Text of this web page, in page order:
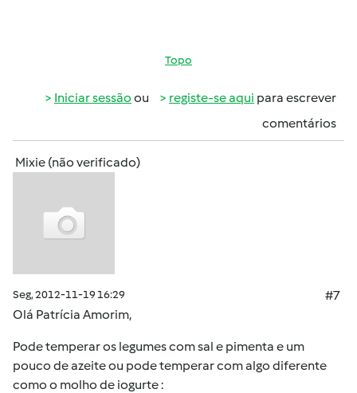
Topo
Iniciar sessão ou registe-se aqui para escrever
comentários
Mixie (não verificado)
Seg, 2012-11-19 16:29
#7
Olá Patrícia Amorim,
Pode temperar os legumes com sal e pimenta e um
pouco de azeite ou pode temperar com algo diferente
como o molho de iogurte :